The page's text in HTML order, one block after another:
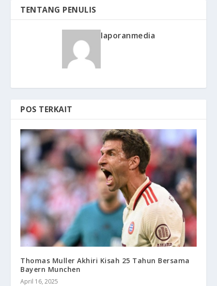
TENTANG PENULIS
laporanmedia
POS TERKAIT
Thomas Muller Akhiri Kisah 25 Tahun Bersama
Bayern Munchen
April 16, 2025